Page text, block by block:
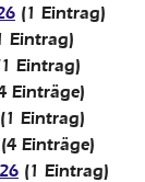
(1 Eintrag)
Eintrag)
Eintrag)
Einträge)
(1 Eintrag)
(4 Einträge)
(1 Eintrag)